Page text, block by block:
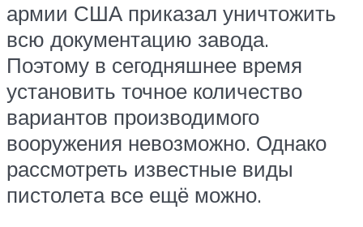
армии США приказал уничтожить
всю документацию завода.
Поэтому в сегодняшнее время
установить точное количество
вариантов производимого
вооружения невозможно. Однако
рассмотреть известные виды
пистолета все ещё можно.